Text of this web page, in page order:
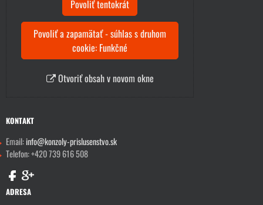
Povoliť tentokrát
Povoliť a zapamätať - súhlas s druhom
cookie: Funkčné
Otvoriť obsah v novom okne
KONTAKT
Email:info@konzoly-prislusenstvo.sk
Telefon: +420 739 616 508
ADRESA